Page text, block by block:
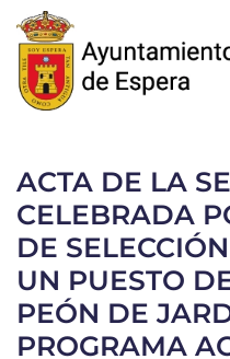
Skip to main content
ACTA DE LA
CELEBRADA
DE
UN PUESTO
PEÓN DE
PROGRAMA